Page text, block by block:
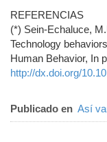
REFERENCIAS
(*) Sein-Echaluce,
Technology
Human Behavior, In
http://dx.doi.org/
Publicado en Así